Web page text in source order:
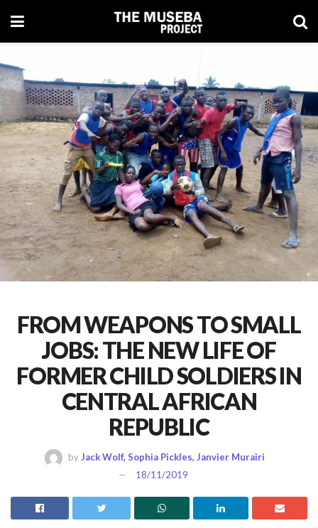
FROM WEAPONS TO SMALL
JOBS: THE NEW LIFE OF
FORMER CHILD SOLDIERS IN
CENTRAL AFRICAN
REPUBLIC
by Jack Wolf, Sophia Pickles, Janvier Murairi
18/11/2019